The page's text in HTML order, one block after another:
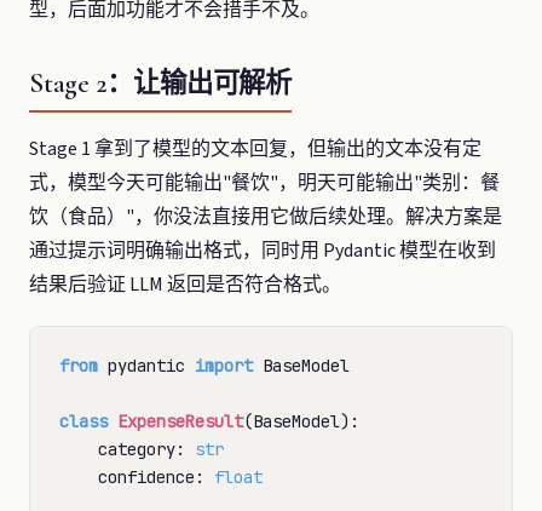
型，后面加功能才不会措手不及。
Stage 2：让输出可解析
Stage 1 拿到了模型的文本回复，但输出的文本没有定
式，模型今天可能输出"餐饮"，明天可能输出"类别：餐
饮（食品）"，你没法直接用它做后续处理。解决方案是
通过提示词明确输出格式，同时用 Pydantic 模型在收到
结果后验证 LLM 返回是否符合格式。
from pydantic import BaseModel
class ExpenseResult(BaseModel):
    category:
str
    confidence:
float